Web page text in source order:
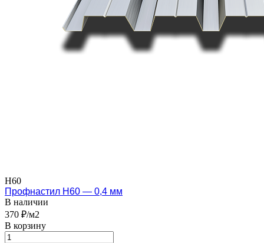
Н60
Профнастил Н60 — 0,4 мм
В наличии
370 ₽/м2
В корзину